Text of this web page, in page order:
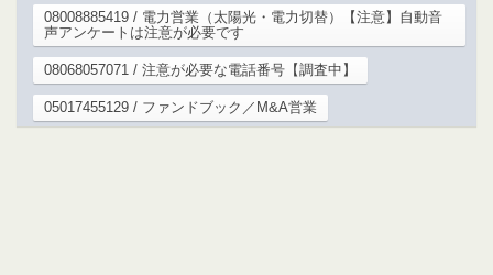
08008885419 / 電力営業（太陽光・電力切替）【注意】自動音
声アンケートは注意が必要です
08068057071 / 注意が必要な電話番号【調査中】
05017455129 / ファンドブック／M&A営業